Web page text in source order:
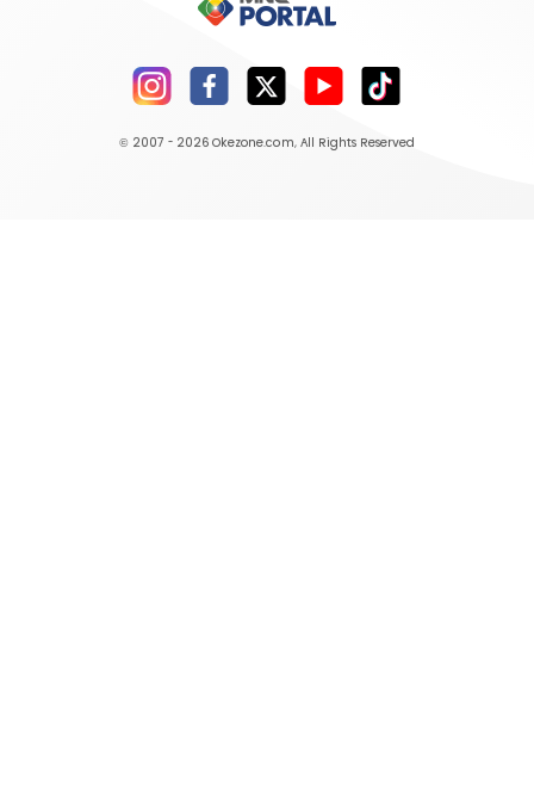
© 2007 - 2026 Okezone.com, All Rights Reserved